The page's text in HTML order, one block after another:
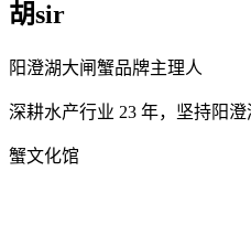
胡sir
阳澄湖大闸蟹品牌主理人
深耕水产行业 23 年，坚持阳
蟹文化馆